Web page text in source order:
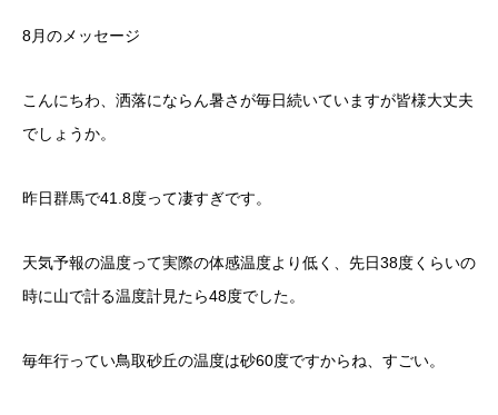
8月のメッセージ
こんにちわ、洒落にならん暑さが毎日続いていますが皆様大丈夫
でしょうか。
昨日群馬で41.8度って凄すぎです。
天気予報の温度って実際の体感温度より低く、先日38度くらいの
時に山で計る温度計見たら48度でした。
毎年行ってい鳥取砂丘の温度は砂60度ですからね、すごい。